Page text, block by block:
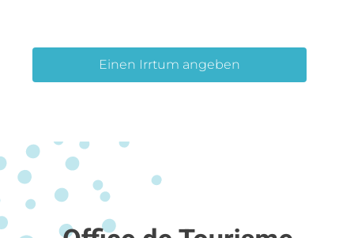
Einen Irrtum angeben